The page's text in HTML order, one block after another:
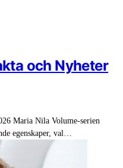
och Nyheter
Maria Nila Volume-serien
egenskaper, val…